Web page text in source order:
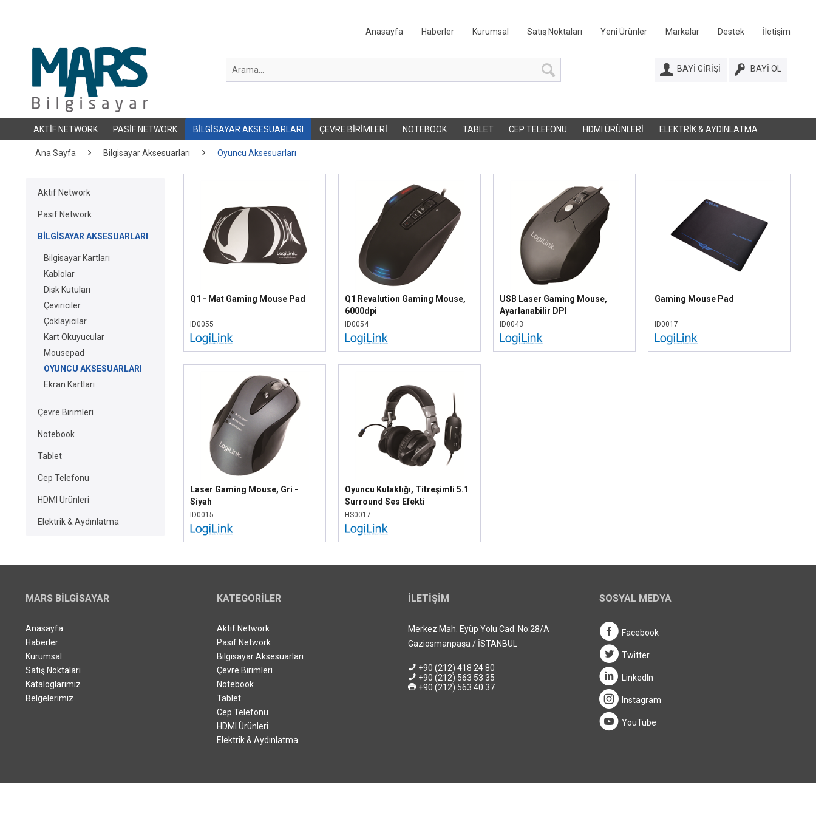
Anasayfa Haberler Kurumsal Satış Noktaları Yeni Ürünler Markalar Destek İletişim
BAYI GIRIŞI BAYI OL
AKTIF NETWORK PASIF NETWORK BILGISAYAR AKSESUARLARI ÇEVRE BIRIMLERI NOTEBOOK TABLET CEP TELEFONU HDMI ÜRÜNLERI ELEKTRIK & AYDINLATMA
Ana Sayfa Bilgisayar Aksesuarları Oyuncu Aksesuarları
Aktif Network
Pasif Network
BILGISAYAR AKSESUARLARI
Bilgisayar Kartları
Kablolar
Disk Kutuları
Çeviriciler
Çoklayıcılar
Kart Okuyucular
Mousepad
OYUNCU AKSESUARLARI
Ekran Kartları
Çevre Birimleri
Notebook
Tablet
Cep Telefonu
HDMI Ürünleri
Elektrik & Aydınlatma
Q1 - Mat Gaming Mouse Pad
ID0055
Q1 Revalution Gaming Mouse,
6000dpi
ID0054
USB Laser Gaming Mouse,
Ayarlanabilir DPI
ID0043
Gaming Mouse Pad
ID0017
Laser Gaming Mouse, Gri -
Siyah
ID0015
Oyuncu Kulaklığı, Titreşimli 5.1
Surround Ses Efekti
HS0017
MARS BILGISAYAR
Anasayfa
Haberler
Kurumsal
Satış Noktaları
Kataloglarımız
Belgelerimiz
KATEGORILER
Aktif Network
Pasif Network
Bilgisayar Aksesuarları
Çevre Birimleri
Notebook
Tablet
Cep Telefonu
HDMI Ürünleri
Elektrik & Aydınlatma
İLETIŞIM
Merkez Mah. Eyüp Yolu Cad. No:28/A
Gaziosmanpaşa / İSTANBUL
+90 (212) 418 24 80
+90 (212) 563 53 35
+90 (212) 563 40 37
SOSYAL MEDYA
Facebook
Twitter
LinkedIn
Instagram
YouTube